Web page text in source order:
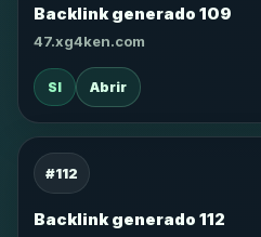
Backlink generado 109
47.xg4ken.com
SI Abrir
#112
Backlink generado 112